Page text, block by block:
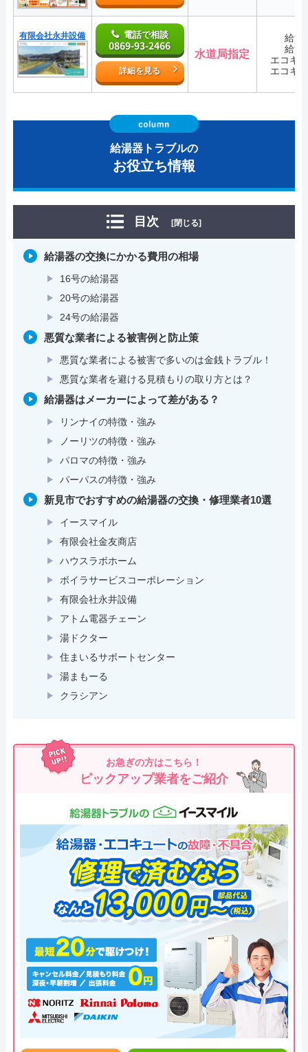
有限会社永井設備 電話で相談
0869-93-2466
詳細を見る
水道局指定
給湯
給湯
エコキ
エコキ
給湯器トラブルの
お役立ち情報
目次 [閉じる]
給湯器の交換にかかる費用の相場
16号の給湯器
20号の給湯器
24号の給湯器
悪質な業者による被害例と防止策
悪質な業者による被害で多いのは金銭トラブル！
悪質な業者を避ける見積もりの取り方とは？
給湯器はメーカーによって差がある？
リンナイの特徴・強み
ノーリツの特徴・強み
パロマの特徴・強み
パーパスの特徴・強み
新見市でおすすめの給湯器の交換・修理業者10選
イースマイル
有限会社金友商店
ハウスラボホーム
ボイラサービスコーポレーション
有限会社永井設備
アトム電器チェーン
湯ドクター
住まいるサポートセンター
湯まもーる
クラシアン
お急ぎの方はこちら！
ピックアップ業者をご紹介